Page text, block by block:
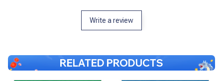
Write a review
RELATED PRODUCTS